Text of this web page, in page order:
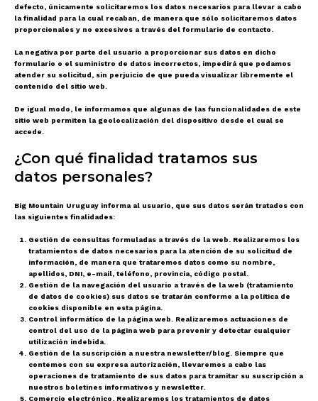
defecto, únicamente solicitaremos los datos necesarios para llevar a cabo
la finalidad para la cual recaban, de manera que sólo solicitaremos datos
proporcionales y no excesivos a través del formulario de contacto.
La negativa por parte del usuario a proporcionar sus datos en dicho
formulario o el suministro de datos incorrectos, impedirá que podamos
atender su solicitud, sin perjuicio de que pueda visualizar libremente el
contenido del sitio web.
De igual modo, le informamos que algunas de las funcionalidades de este
sitio web permiten la geolocalización del dispositivo desde el cual se
accede.
¿Con qué finalidad tratamos sus
datos personales?
Big Mountain Uruguay informa al usuario, que sus datos serán tratados con
las siguientes finalidades:
Gestión de consultas formuladas a través de la web. Realizaremos los
tratamientos de datos necesarios para la atención de su solicitud de
información, de manera que trataremos datos como su nombre,
apellidos, DNI, e-mail, teléfono, provincia, código postal.
Gestión de la navegación del usuario a través de la web (tratamiento
de datos de cookies) sus datos se tratarán conforme a la política de
cookies disponible en esta página.
Control informático de la página web. Realizaremos actuaciones de
control del uso de la página web para prevenir y detectar cualquier
utilización indebida.
Gestión de la suscripción a nuestra newsletter/blog. Siempre que
contemos con su expresa autorización, llevaremos a cabo las
operaciones de tratamiento de sus datos para tramitar su suscripción a
nuestros boletines informativos y newsletter.
Comercio electrónico. Realizaremos los tratamientos de datos